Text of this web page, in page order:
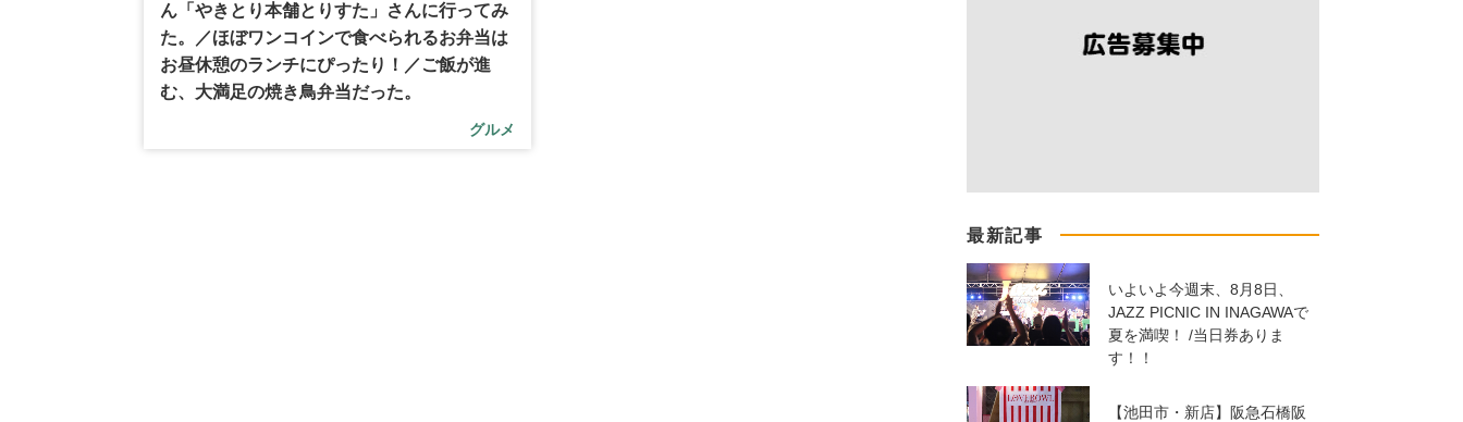
ん「やきとり本舗とりすた」さんに行ってみ
た。／ほぼワンコインで食べられるお弁当は
お昼休憩のランチにぴったり！／ご飯が進
む、大満足の焼き鳥弁当だった。
グルメ
最新記事
いよいよ今週末、8月8日、
JAZZ PICNIC IN INAGAWAで
夏を満喫！ /当日券ありま
す！！
【池田市・新店】阪急石橋阪